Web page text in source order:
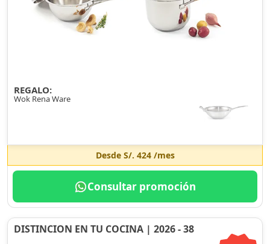
REGALO:
Wok Rena Ware
Desde S/. 424/mes
Consultar promoción
DISTINCION EN TU COCINA | 2026 - 38